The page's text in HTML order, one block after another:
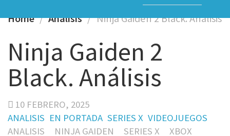
Home Analisis Ninja Gaiden 2 Black. Análisis
Ninja Gaiden 2
Black. Análisis
10 FEBRERO, 2025
ANALISIS EN PORTADA SERIES X VIDEOJUEGOS
ANALISIS
NINJA GAIDEN SERIES X XBOX